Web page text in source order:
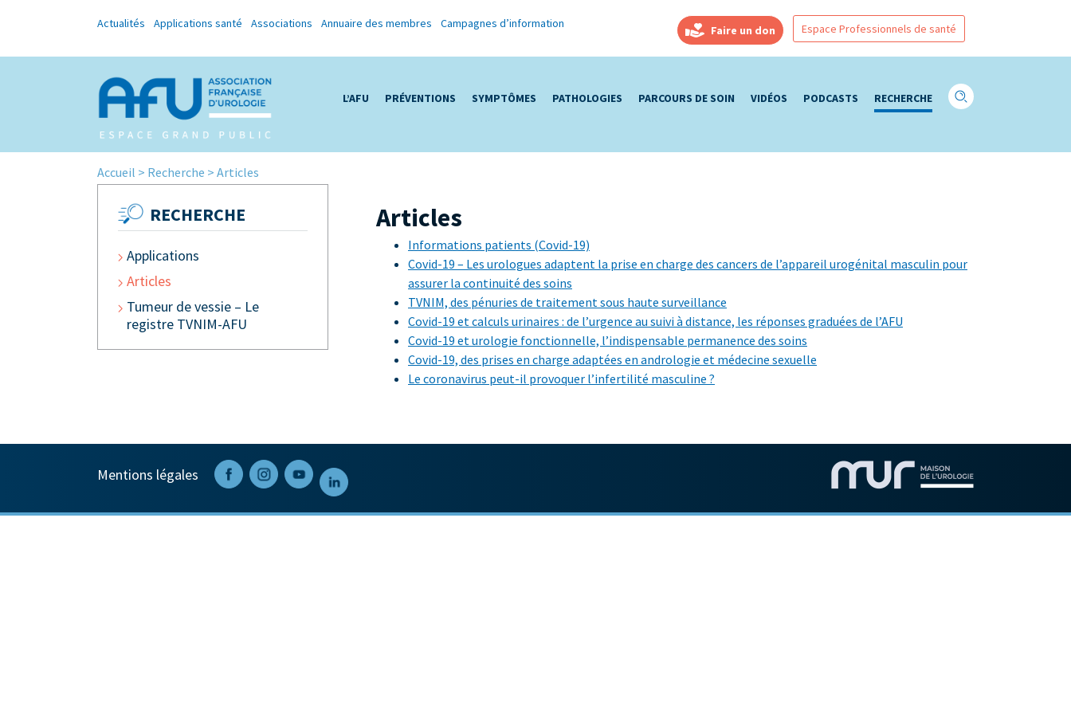
Actualités Applications santé Associations Annuaire des membres Espace Professionnels de santé
Campagnes d’information Faire un don
L’AFU PRÉVENTIONS SYMPTÔMES PATHOLOGIES PARCOURS DE SOIN VIDÉOS PODCASTS RECHERCHE
Accueil > Recherche > Articles
RECHERCHE
Applications
Articles
Tumeur de vessie – Le
registre TVNIM-AFU
Articles
Informations patients (Covid-19)
Covid-19 – Les urologues adaptent la prise en charge des cancers de l’appareil urogénital masculin pour
assurer la continuité des soins
TVNIM, des pénuries de traitement sous haute surveillance
Covid-19 et calculs urinaires : de l’urgence au suivi à distance, les réponses graduées de l’AFU
Covid-19 et urologie fonctionnelle, l’indispensable permanence des soins
Covid-19, des prises en charge adaptées en andrologie et médecine sexuelle
Le coronavirus peut-il provoquer l’infertilité masculine ?
Mentions légales